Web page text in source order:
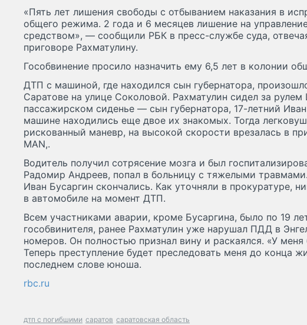
«Пять лет лишения свободы с отбыванием наказания в
общего режима. 2 года и 6 месяцев лишение на
средством», — сообщили РБК в пресс-службе суда,
приговоре Рахматулину.
Гособвинение просило назначить ему 6,5 лет в колонии
ДТП с машиной, где находился сын губернатора,
Саратове на улице Соколовой. Рахматулин сидел за рулем
пассажирском сиденье — сын губернатора, 17-летний
машине находились еще двое их знакомых. Тогда
рискованный маневр, на высокой скорости врезалась в
MAN,.
Водитель получил сотрясение мозга и был
Радомир Андреев, попал в больницу с тяжелыми
Иван Бусаргин скончались. Как уточняли в прокуратуре,
в автомобиле на момент ДТП.
Всем участниками аварии, кроме Бусаргина, было по 19
гособвинителя, ранее Рахматулин уже нарушал ПДД в
номеров. Он полностью признал вину и раскаялся. «У
Теперь преступление будет преследовать меня до конца
последнем слове юноша.
rbc.ru
дтп с погибшими саратов саратовская область